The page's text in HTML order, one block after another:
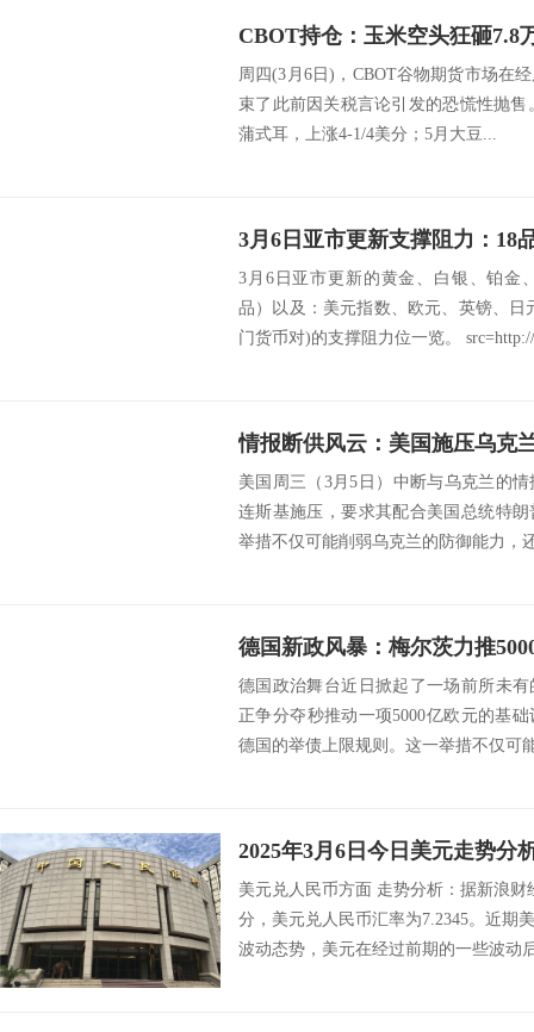
周四(3月6日)，CBOT谷物期货市场在
束了此前因关税言论引发的恐慌性抛售
蒲式耳，上涨4-1/4美分；5月大豆...
3月6日亚市更新的黄金、白银、铂金
品）以及：美元指数、欧元、英镑、
门货币对)的支撑阻力位一览。
情报断供风云：美国施压乌克
美国周三（3月5日）中断与乌克兰的
连斯基施压，要求其配合美国总统特
举措不仅可能削弱乌克兰的防御能力，
德国政治舞台近日掀起了一场前所未
正争分夺秒推动一项5000亿欧元的基
德国的举债上限规则。这一举措不仅可
2025年3月6日今日美元走势分
美元兑人民币方面 走势分析：据新浪财
分，美元兑人民币汇率为7.2345。近期
波动态势，美元在经过前期的一些波动